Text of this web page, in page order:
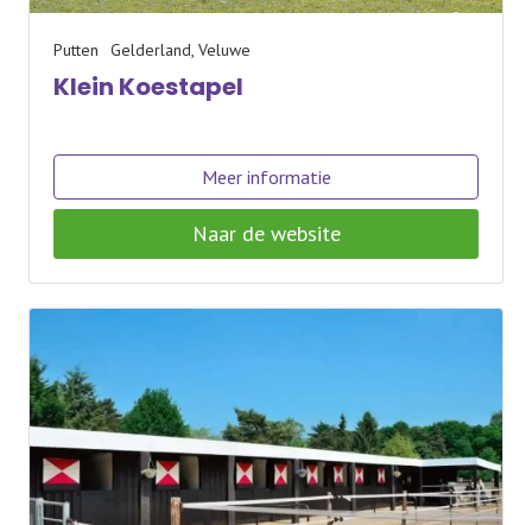
Putten Gelderland, Veluwe
Klein Koestapel
Meer informatie
Naar de website